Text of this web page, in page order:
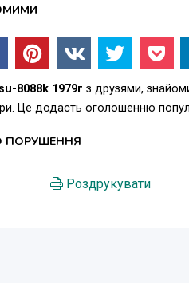
8088k 1979г з друзями,
Це додасть оголошенню
ПОРУШЕННЯ
Роздрукувати